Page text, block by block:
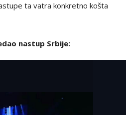
ta vatra konkretno košta
nastup Srbije: